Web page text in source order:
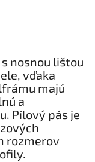
s nosnou lištou
vďaka
majú
a
Pílový pás je
rozmerov